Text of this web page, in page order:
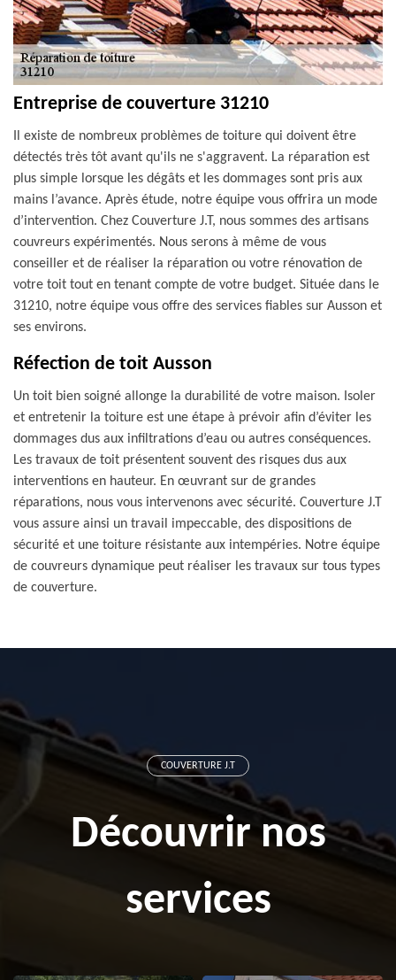
Entreprise de couverture 31210
Il existe de nombreux problèmes de toiture qui doivent être
détectés très tôt avant qu'ils ne s'aggravent. La réparation est
plus simple lorsque les dégâts et les dommages sont pris aux
mains l’avance. Après étude, notre équipe vous offrira un mode
d’intervention. Chez Couverture J.T, nous sommes des artisans
couvreurs expérimentés. Nous serons à même de vous
conseiller et de réaliser la réparation ou votre rénovation de
votre toit tout en tenant compte de votre budget. Située dans le
31210, notre équipe vous offre des services fiables sur Ausson et
ses environs.
Réfection de toit Ausson
Un toit bien soigné allonge la durabilité de votre maison. Isoler
et entretenir la toiture est une étape à prévoir afin d’éviter les
dommages dus aux infiltrations d’eau ou autres conséquences.
Les travaux de toit présentent souvent des risques dus aux
interventions en hauteur. En œuvrant sur de grandes
réparations, nous vous intervenons avec sécurité. Couverture J.T
vous assure ainsi un travail impeccable, des dispositions de
sécurité et une toiture résistante aux intempéries. Notre équipe
de couvreurs dynamique peut réaliser les travaux sur tous types
de couverture.
COUVERTURE J.T
Découvrir nos
services